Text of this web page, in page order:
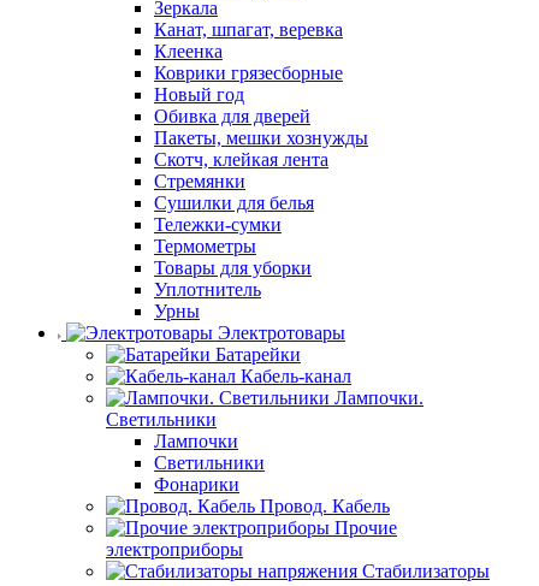
Зеркала
Канат, шпагат, веревка
Клеенка
Коврики грязесборные
Новый год
Обивка для дверей
Пакеты, мешки хознужды
Скотч, клейкая лента
Стремянки
Сушилки для белья
Тележки-сумки
Термометры
Товары для уборки
Уплотнитель
Урны
Электротовары
Батарейки
Кабель-канал
Лампочки.
Светильники
Лампочки
Светильники
Фонарики
Провод. Кабель
Прочие
электроприборы
Стабилизаторы